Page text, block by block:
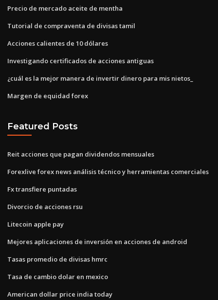
Precio de mercado aceite de mentha
Tutorial de compraventa de divisas tamil
Acciones calientes de 10 dólares
Investigando certificados de acciones antiguas
¿cuál es la mejor manera de invertir dinero para mis nietos_
Margen de equidad forex
Featured Posts
Reit acciones que pagan dividendos mensuales
Forexlive forex news análisis técnico y herramientas comerciales
Fx transfiere puntadas
Divorcio de acciones rsu
Litecoin apple pay
Mejores aplicaciones de inversión en acciones de android
Tasas promedio de divisas hmrc
Tasa de cambio dolar en mexico
American dollar price india today